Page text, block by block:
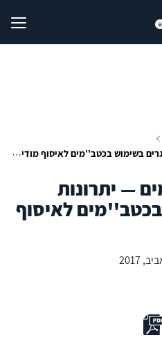
בשימוש בכטב''מים לאיסוף מודיעין
— יתרונות
לאיסוף